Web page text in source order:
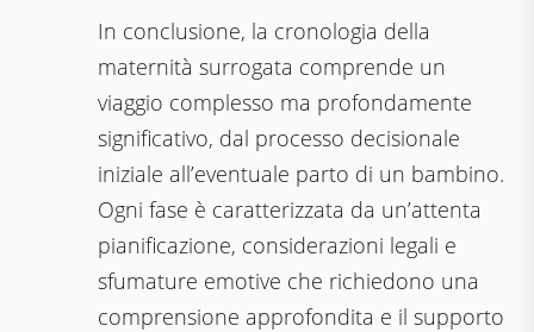
In conclusione, la cronologia della
maternità surrogata comprende un
viaggio complesso ma profondamente
significativo, dal processo decisionale
iniziale all’eventuale parto di un bambino.
Ogni fase è caratterizzata da un’attenta
pianificazione, considerazioni legali e
sfumature emotive che richiedono una
comprensione approfondita e il supporto